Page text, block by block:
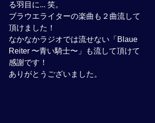
る羽目に... 笑。
ブラウエライターの楽曲も２曲流して
頂けました！
なかなかラジオでは流せない「Blaue
Reiter 〜青い騎士〜」も流して頂けて
感謝です！
ありがとうございました。